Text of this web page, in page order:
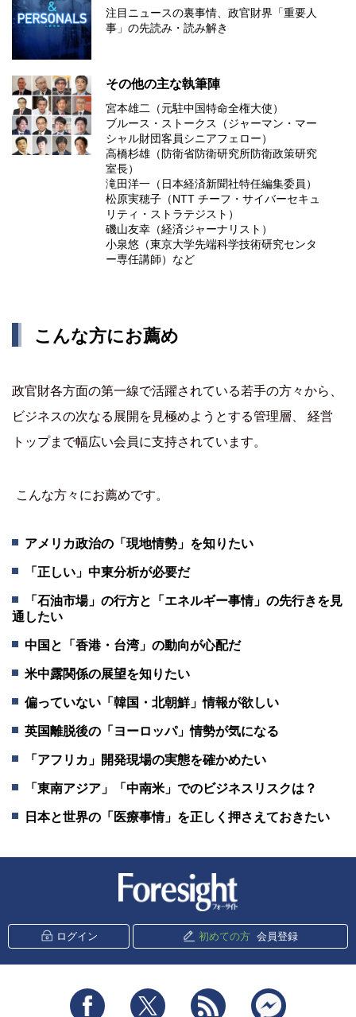
注目ニュースの裏事情、政官財界「重要人
事」の先読み・読み解き
その他の主な執筆陣
宮本雄二（元駐中国特命全権大使）
ブルース・ストークス（ジャーマン・マー
シャル財団客員シニアフェロー）
高橋杉雄（防衛省防衛研究所防衛政策研究
室長）
滝田洋一（日本経済新聞社特任編集委員）
松原実穂子（NTT チーフ・サイバーセキュ
リティ・ストラテジスト）
磯山友幸（経済ジャーナリスト）
小泉悠（東京大学先端科学技術研究センタ
ー専任講師）など
こんな方にお薦め
政官財各方面の第一線で活躍されている若手の方々から、
ビジネスの次なる展開を見極めようとする管理層、 経営
トップまで幅広い会員に支持されています。
こんな方々にお薦めです。
アメリカ政治の「現地情勢」を知りたい
「正しい」中東分析が必要だ
「石油市場」の行方と「エネルギー事情」の先行きを見
通したい
中国と「香港・台湾」の動向が心配だ
米中露関係の展望を知りたい
偏っていない「韓国・北朝鮮」情報が欲しい
英国離脱後の「ヨーロッパ」情勢が気になる
「アフリカ」開発現場の実態を確かめたい
「東南アジア」「中南米」でのビジネスリスクは？
日本と世界の「医療事情」を正しく押さえておきたい
ログイン 初めての方 会員登録
Facebook Twitter RSS